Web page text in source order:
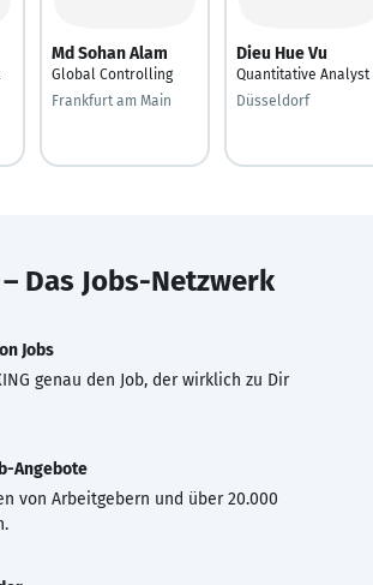
Md Sohan Alam
Global Controlling
Frankfurt am Main
Dieu Hue Vu
Quantitative Analyst
Düsseldorf
– Das Jobs-Netzwerk
Jobs
genau den Job, der wirklich zu Dir
Angebote
von Arbeitgebern und über 20.000